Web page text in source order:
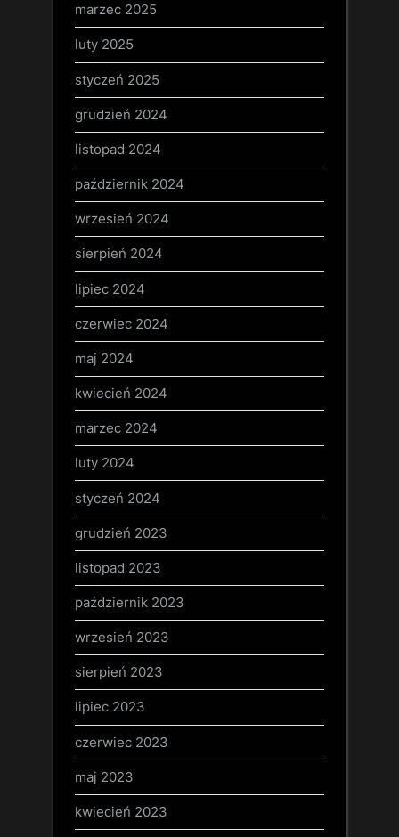
marzec 2025
luty 2025
styczeń 2025
grudzień 2024
listopad 2024
październik 2024
wrzesień 2024
sierpień 2024
lipiec 2024
czerwiec 2024
maj 2024
kwiecień 2024
marzec 2024
luty 2024
styczeń 2024
grudzień 2023
listopad 2023
październik 2023
wrzesień 2023
sierpień 2023
lipiec 2023
czerwiec 2023
maj 2023
kwiecień 2023